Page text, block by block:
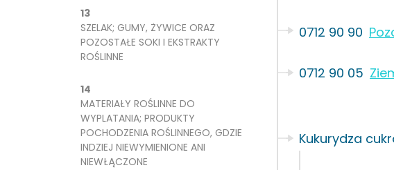
13
SZELAK; GUMY, ŻYWICE ORAZ
POZOSTAŁE SOKI I EKSTRAKTY
ROŚLINNE
14
MATERIAŁY ROŚLINNE DO
WYPLATANIA; PRODUKTY
POCHODZENIA ROŚLINNEGO, GDZIE
INDZIEJ NIEWYMIENIONE ANI
NIEWŁĄCZONE
0712 90 90
0712 90 05
Kukurydza